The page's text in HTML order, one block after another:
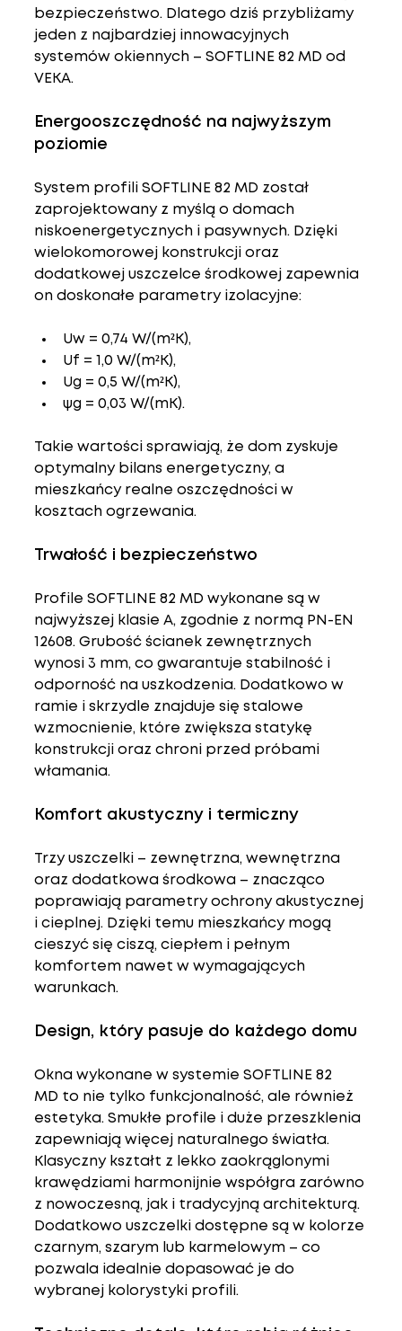
bezpieczeństwo. Dlatego dziś przybliżamy
jeden z najbardziej innowacyjnych
systemów okiennych – SOFTLINE 82 MD od
VEKA.
Energooszczędność na najwyższym
poziomie
System profili SOFTLINE 82 MD został
zaprojektowany z myślą o domach
niskoenergetycznych i pasywnych. Dzięki
wielokomorowej konstrukcji oraz
dodatkowej uszczelce środkowej zapewnia
on doskonałe parametry izolacyjne:
Uw = 0,74 W/(m²K),
Uf = 1,0 W/(m²K),
Ug = 0,5 W/(m²K),
ψg = 0,03 W/(mK).
Takie wartości sprawiają, że dom zyskuje
optymalny bilans energetyczny, a
mieszkańcy realne oszczędności w
kosztach ogrzewania.
Trwałość i bezpieczeństwo
Profile SOFTLINE 82 MD wykonane są w
najwyższej klasie A, zgodnie z normą PN-EN
12608. Grubość ścianek zewnętrznych
wynosi 3 mm, co gwarantuje stabilność i
odporność na uszkodzenia. Dodatkowo w
ramie i skrzydle znajduje się stalowe
wzmocnienie, które zwiększa statykę
konstrukcji oraz chroni przed próbami
włamania.
Komfort akustyczny i termiczny
Trzy uszczelki – zewnętrzna, wewnętrzna
oraz dodatkowa środkowa – znacząco
poprawiają parametry ochrony akustycznej
i cieplnej. Dzięki temu mieszkańcy mogą
cieszyć się ciszą, ciepłem i pełnym
komfortem nawet w wymagających
warunkach.
Design, który pasuje do każdego domu
Okna wykonane w systemie SOFTLINE 82
MD to nie tylko funkcjonalność, ale również
estetyka. Smukłe profile i duże przeszklenia
zapewniają więcej naturalnego światła.
Klasyczny kształt z lekko zaokrąglonymi
krawędziami harmonijnie współgra zarówno
z nowoczesną, jak i tradycyjną architekturą.
Dodatkowo uszczelki dostępne są w kolorze
czarnym, szarym lub karmelowym – co
pozwala idealnie dopasować je do
wybranej kolorystyki profili.